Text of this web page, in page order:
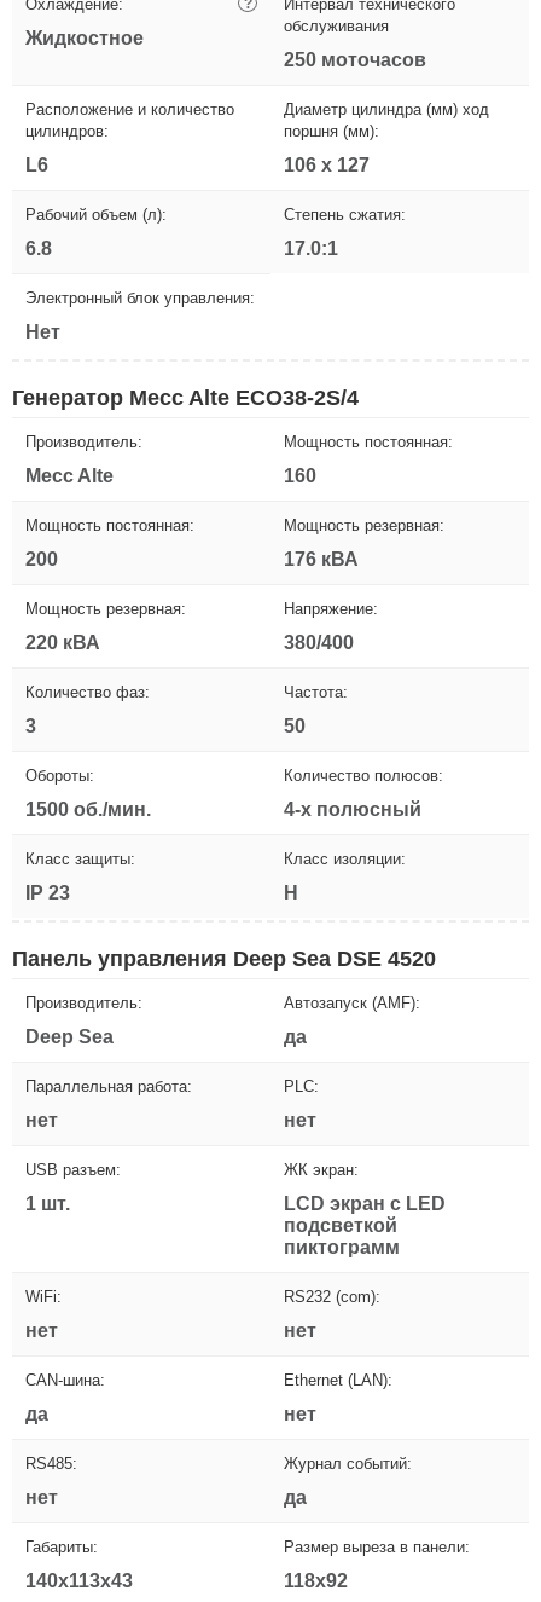
Охлаждение: ?
Жидкостное
Интервал технического
обслуживания
250 моточасов
Расположение и количество
цилиндров:
L6
Диаметр цилиндра (мм) ход
поршня (мм):
106 x 127
Рабочий объем (л):
6.8
Степень сжатия:
17.0:1
Электронный блок управления:
Нет
Генератор Mecc Alte ECO38-2S/4
Производитель:
Mecc Alte
Мощность постоянная:
160
Мощность постоянная:
200
Мощность резервная:
176 кВА
Мощность резервная:
220 кВА
Напряжение:
380/400
Количество фаз:
3
Частота:
50
Обороты:
1500 об./мин.
Количество полюсов:
4-х полюсный
Класс защиты:
IP 23
Класс изоляции:
H
Панель управления Deep Sea DSE 4520
Производитель:
Deep Sea
Автозапуск (AMF):
да
Параллельная работа:
нет
PLC:
нет
USB разъем:
1 шт.
ЖК экран:
LCD экран с LED
подсветкой
пиктограмм
WiFi:
нет
RS232 (com):
нет
CAN-шина:
да
Ethernet (LAN):
нет
RS485:
нет
Журнал событий:
да
Габариты:
140x113x43
Размер выреза в панели:
118x92